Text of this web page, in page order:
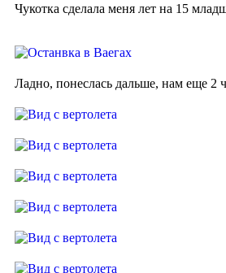
Чукотка сделала меня лет на 15
Ладно, понеслась дальше, нам еще 2